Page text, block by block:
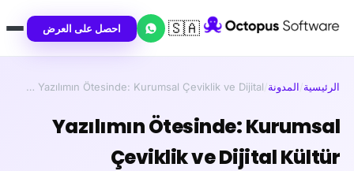
🇸🇦 احصل على العرض
الرئيسية/المدونة/
Yazılımın Ötesinde: Kurumsal Çeviklik ve Dijital …
Yazılımın Ötesinde: Kurumsal
Çeviklik ve Dijital Kültür